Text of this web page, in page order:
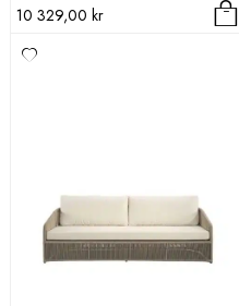
10 329,00 kr